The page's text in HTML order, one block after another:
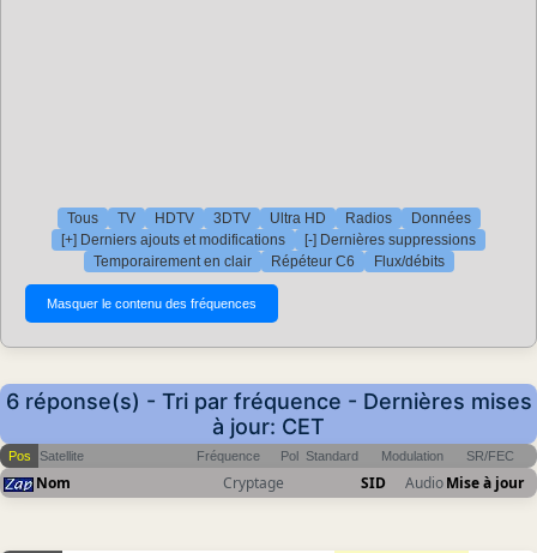
Tous TV HDTV 3DTV Ultra HD Radios
Données
[+] Derniers ajouts et modifications
[-] Dernières suppressions
Temporairement en clair
Répéteur C6 Flux/débits
6 réponse(s) - Tri par fréquence - Dernières mises
à jour: CET
Pos Satellite Fréquence Pol Standard Modulation SR/FEC
Nom Cryptage SID AudioMise à jour